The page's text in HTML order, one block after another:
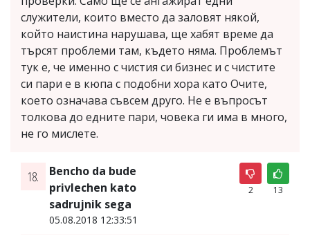
служители, които вместо да заловят някой,
който наистина нарушава, ще хабят време да
търсят проблеми там, където няма. Проблемът
тук е, че именно с чистия си бизнес и с чистите
си пари е в кюпа с подобни хора като Очите,
което означава съвсем друго. Не е въпросът
толкова до едните пари, човека ги има в много,
не го мислете.
18.
Bencho da bude
privlechen kato
sadrujnik sega
05.08.2018 12:33:51
2 13